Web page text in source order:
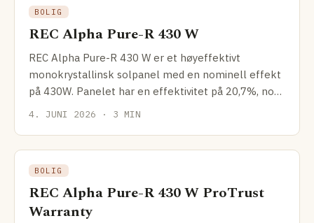
BOLIG
REC Alpha Pure-R 430 W
REC Alpha Pure-R 430 W er et høyeffektivt
monokrystallinsk solpanel med en nominell effekt
på 430W. Panelet har en effektivitet på 20,7%, noe
som gjør det
4. JUNI 2026 · 3 MIN
BOLIG
REC Alpha Pure-R 430 W ProTrust
Warranty